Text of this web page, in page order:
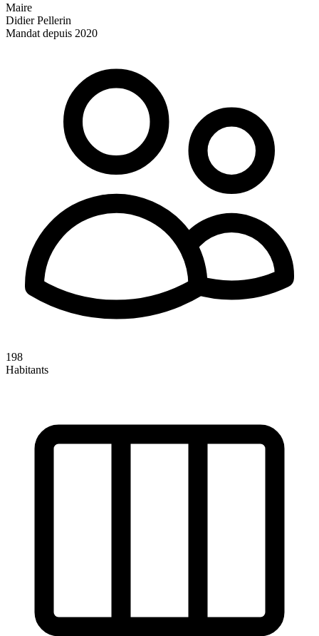
Maire
Didier Pellerin
Mandat depuis 2020
198
Habitants